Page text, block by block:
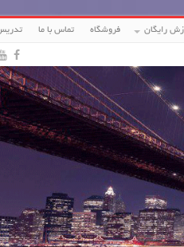
رایگان فروشگاه تماس با ما